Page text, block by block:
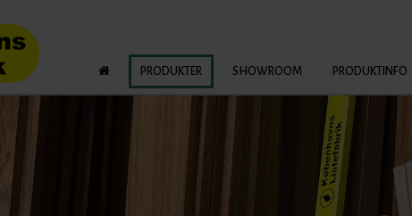
PRODUKTER SHOWROOM PRODUKTINFO